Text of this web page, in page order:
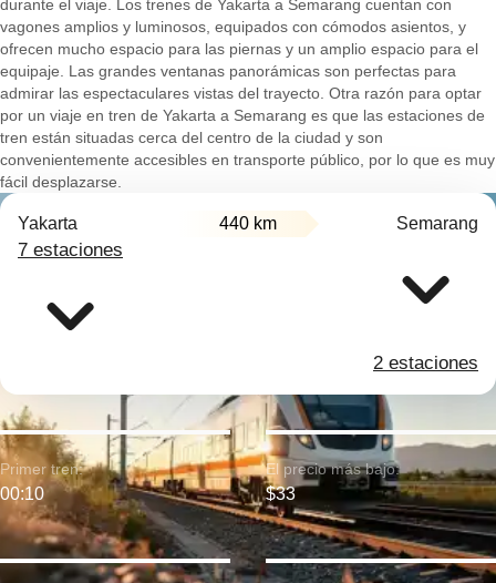
durante el viaje. Los trenes de Yakarta a Semarang cuentan con
vagones amplios y luminosos, equipados con cómodos asientos, y
ofrecen mucho espacio para las piernas y un amplio espacio para el
equipaje. Las grandes ventanas panorámicas son perfectas para
admirar las espectaculares vistas del trayecto. Otra razón para optar
por un viaje en tren de Yakarta a Semarang es que las estaciones de
tren están situadas cerca del centro de la ciudad y son
convenientemente accesibles en transporte público, por lo que es muy
fácil desplazarse.
Yakarta 440 km Semarang
7 estaciones
2 estaciones
Primer tren:
00:10
El precio más bajo:
$33